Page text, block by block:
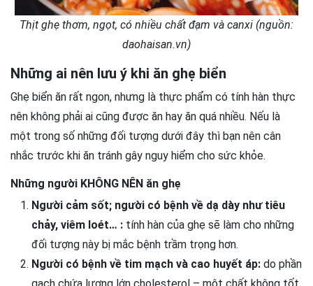
Thịt ghẹ thơm, ngọt, có nhiều chất đạm và canxi (nguồn:
daohaisan.vn)
Những ai nên lưu ý khi ăn ghẹ biển
Ghẹ biển ăn rất ngon, nhưng là thực phẩm có tính hàn thực
nên không phải ai cũng được ăn hay ăn quá nhiều. Nếu là
một trong số những đối tượng dưới đây thì bạn nên cân
nhắc trước khi ăn tránh gây nguy hiểm cho sức khỏe.
Những người KHÔNG NÊN ăn ghẹ
Người cảm sốt; người có bệnh về dạ dày như tiêu
chảy, viêm loét… : tính hàn của ghẹ sẽ làm cho những
đối tượng này bị mắc bệnh trầm trọng hơn.
Người có bệnh về tim mạch và cao huyết áp: do phần